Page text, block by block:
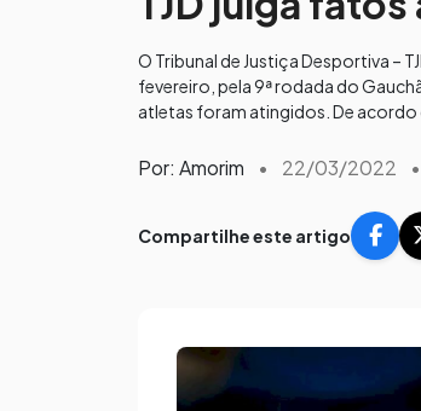
O Tribunal de Justiça Desportiva –
fevereiro, pela 9ª rodada do
atletas foram atingidos. De
Por: Amorim • 22/03/2022 •
Compartilhe este artigo